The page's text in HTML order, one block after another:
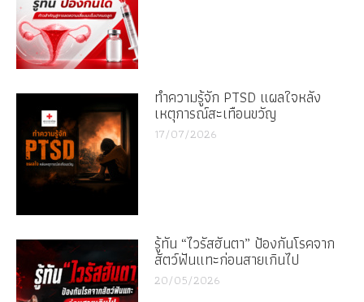
ทำความรู้จัก PTSD แผลใจหลัง
เหตุการณ์สะเทือนขวัญ
17/07/2026
รู้ทัน “ไวรัสฮันตา” ป้องกันโรคจาก
สัตว์ฟันแทะก่อนสายเกินไป
20/05/2026